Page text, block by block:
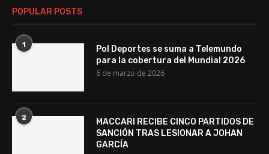
POPULAR POSTS
1
Pol Deportes se suma a Telemundo
para la cobertura del Mundial 2026
6 de marzo de 2026
2
MACCARI RECIBE CINCO PARTIDOS DE
SANCIÓN TRAS LESIONAR A JOHAN
GARCÍA